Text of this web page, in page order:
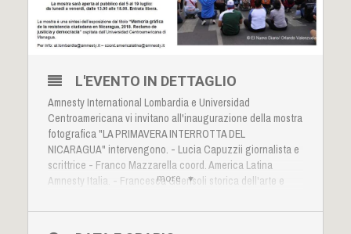
more
L'EVENTO IN DETTAGLIO
Amnesty International Lombardia e Universidad
Centroamericanavi invitano all'inaugurazione della mostra
fotografica "LA PRIMAVERA INTERROTTA DEL
NICARAGUA" intervengono. - Lucia Capuzzii giornalista e
scrittrice - Franco Mazzarella coord. America Latina
Amnesty Italia. - Francesca Guerisoli storica dell'arte e
internazionale PressenzaSan Fedele Arte, Via Ulrico